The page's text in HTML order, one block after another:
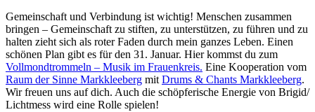
Gemeinschaft und Verbindung ist wichtig! Menschen zusammen
bringen – Gemeinschaft zu stiften, zu unterstützen, zu führen und zu
halten zieht sich als roter Faden durch mein ganzes Leben. Einen
schönen Plan gibt es für den 31. Januar. Hier kommst du zum
Vollmondtrommeln – Musik im Frauenkreis. Eine Kooperation vom
Raum der Sinne Markkleeberg mit Drums & Chants Markkleeberg.
Wir freuen uns auf dich. Auch die schöpferische Energie von Brigid/
Lichtmess wird eine Rolle spielen!